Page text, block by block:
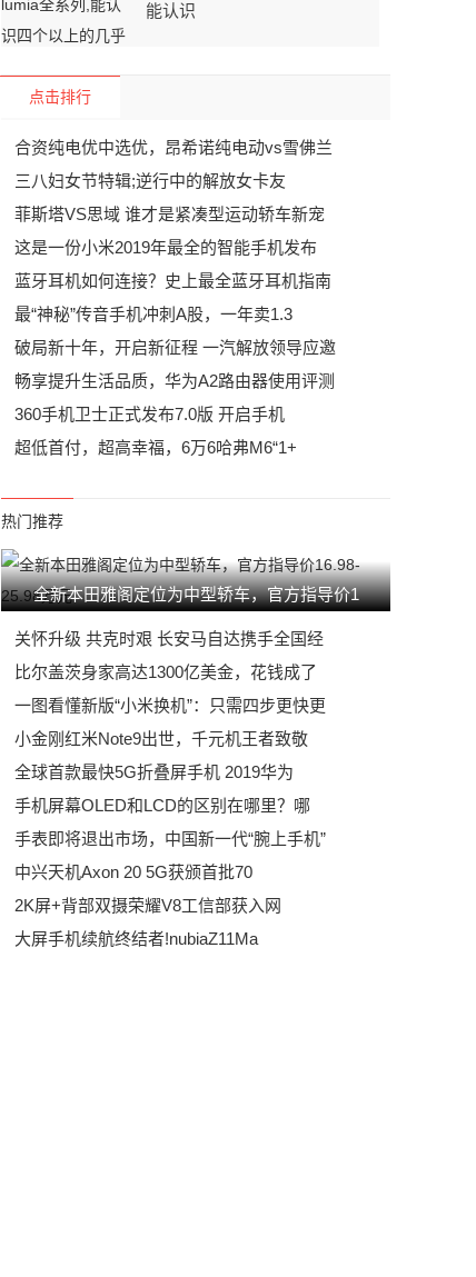
能认识
点击排行
合资纯电优中选优，昂希诺纯电动vs雪佛兰
三八妇女节特辑;逆行中的解放女卡友
菲斯塔VS思域 谁才是紧凑型运动轿车新宠
这是一份小米2019年最全的智能手机发布
蓝牙耳机如何连接？史上最全蓝牙耳机指南
最“神秘”传音手机冲刺A股，一年卖1.3
破局新十年，开启新征程 一汽解放领导应邀
畅享提升生活品质，华为A2路由器使用评测
360手机卫士正式发布7.0版 开启手机
超低首付，超高幸福，6万6哈弗M6“1+
热门推荐
全新本田雅阁定位为中型轿车，官方指导价1
关怀升级 共克时艰 长安马自达携手全国经
比尔盖茨身家高达1300亿美金，花钱成了
一图看懂新版“小米换机”：只需四步更快更
小金刚红米Note9出世，千元机王者致敬
全球首款最快5G折叠屏手机 2019华为
手机屏幕OLED和LCD的区别在哪里？哪
手表即将退出市场，中国新一代“腕上手机”
中兴天机Axon 20 5G获颁首批70
2K屏+背部双摄荣耀V8工信部获入网
大屏手机续航终结者!nubiaZ11Ma